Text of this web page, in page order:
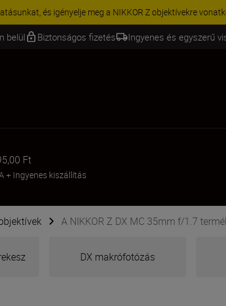
| 15% kedvezmény kiválasztott kiegészítőkre –
belül Biztonságos fizetés Ingyenes és egyszerű
Ft
+ Ingyenes kiszállítás
A NIKKOR Z DX MC 35mm f/1.7
DX makrófotózás